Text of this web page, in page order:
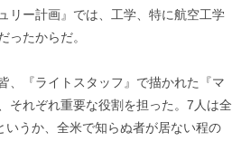
リー計画』では、工学、特に航空工学
ったからだ。
、『ライトスタッフ』で描かれた『マ
それぞれ重要な役割を担った。7人は全
いうか、全米で知らぬ者が居ない程の